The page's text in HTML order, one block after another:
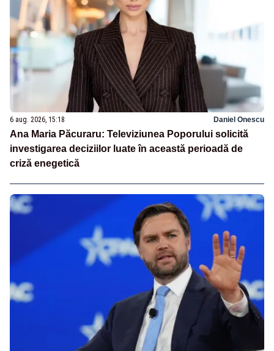
6 aug. 2026, 15:18 Daniel Onescu
Ana Maria Păcuraru: Televiziunea Poporului solicită
investigarea deciziilor luate în această perioadă de
criză enegetică